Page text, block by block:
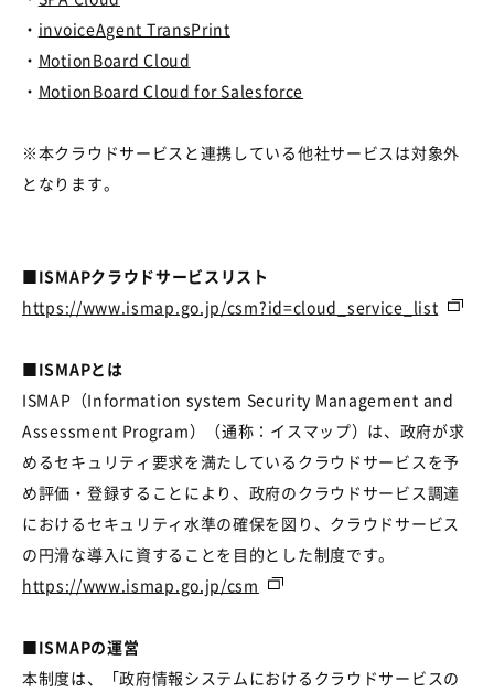
・ invoiceAgent TransPrint
・ MotionBoard Cloud
・ MotionBoard Cloud for Salesforce
※本クラウドサービスと連携している他社サービスは対象外
となります。
■ISMAPクラウドサービスリスト
https://www.ismap.go.jp/csm?id=cloud_service_list
■ISMAPとは
ISMAP（Information system Security Management and
Assessment Program）（通称：イスマップ）は、政府が求
めるセキュリティ要求を満たしているクラウドサービスを予
め評価・登録することにより、政府のクラウドサービス調達
におけるセキュリティ水準の確保を図り、クラウドサービス
の円滑な導入に資することを目的とした制度です。
https://www.ismap.go.jp/csm
■ISMAPの運営
本制度は、「政府情報システムにおけるクラウドサービスの